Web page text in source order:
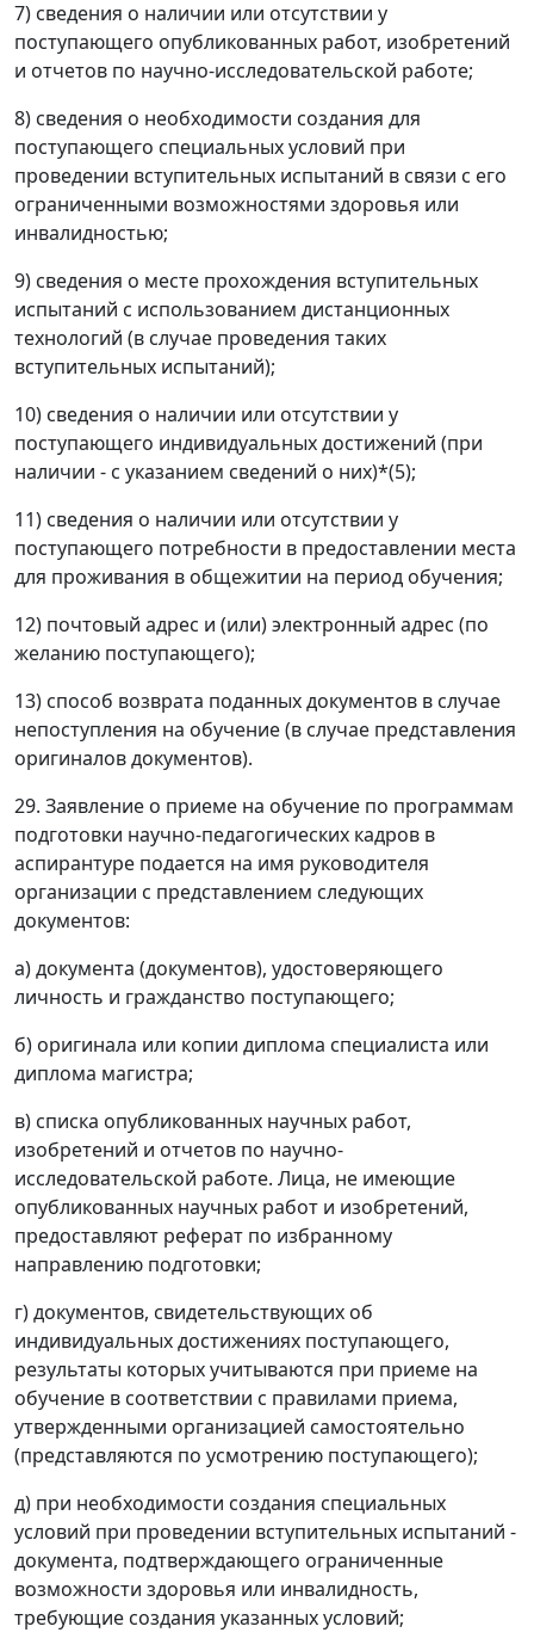
7) сведения о наличии или отсутствии у
поступающего опубликованных работ, изобретений
и отчетов по научно-исследовательской работе;
8) сведения о необходимости создания для
поступающего специальных условий при
проведении вступительных испытаний в связи с его
ограниченными возможностями здоровья или
инвалидностью;
9) сведения о месте прохождения вступительных
испытаний с использованием дистанционных
технологий (в случае проведения таких
вступительных испытаний);
10) сведения о наличии или отсутствии у
поступающего индивидуальных достижений (при
наличии - с указанием сведений о них)*(5);
11) сведения о наличии или отсутствии у
поступающего потребности в предоставлении места
для проживания в общежитии на период обучения;
12) почтовый адрес и (или) электронный адрес (по
желанию поступающего);
13) способ возврата поданных документов в случае
непоступления на обучение (в случае представления
оригиналов документов).
29. Заявление о приеме на обучение по программам
подготовки научно-педагогических кадров в
аспирантуре подается на имя руководителя
организации с представлением следующих
документов:
а) документа (документов), удостоверяющего
личность и гражданство поступающего;
б) оригинала или копии диплома специалиста или
диплома магистра;
в) списка опубликованных научных работ,
изобретений и отчетов по научно-
исследовательской работе. Лица, не имеющие
опубликованных научных работ и изобретений,
предоставляют реферат по избранному
направлению подготовки;
г) документов, свидетельствующих об
индивидуальных достижениях поступающего,
результаты которых учитываются при приеме на
обучение в соответствии с правилами приема,
утвержденными организацией самостоятельно
(представляются по усмотрению поступающего);
д) при необходимости создания специальных
условий при проведении вступительных испытаний -
документа, подтверждающего ограниченные
возможности здоровья или инвалидность,
требующие создания указанных условий;